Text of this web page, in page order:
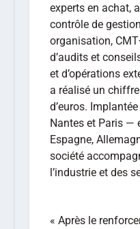
experts en achat,
contrôle de
organisation,
d’audits et
et d’opérations
a réalisé un
d’euros.
Nantes et Paris —
Espagne,
société
l’industrie et des
« Après le